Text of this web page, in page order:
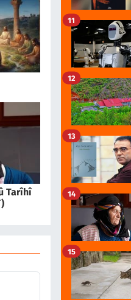
Tarîhî
11
12
13
14
15